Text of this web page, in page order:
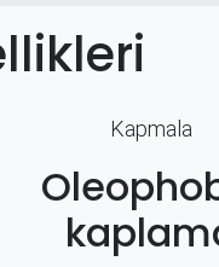
Kapmala